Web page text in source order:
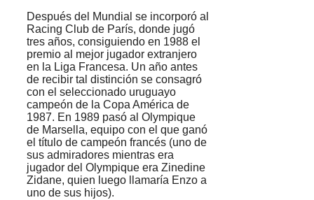
Después del Mundial se incorporó al
Racing Club de París, donde jugó
tres años, consiguiendo en 1988 el
premio al mejor jugador extranjero
en la Liga Francesa. Un año antes
de recibir tal distinción se consagró
con el seleccionado uruguayo
campeón de la Copa América de
1987. En 1989 pasó al Olympique
de Marsella, equipo con el que ganó
el título de campeón francés (uno de
sus admiradores mientras era
jugador del Olympique era Zinedine
Zidane, quien luego llamaría Enzo a
uno de sus hijos).